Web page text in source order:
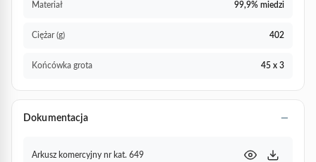
Materiał 99,9% miedzi
Ciężar (g) 402
Końcówka grota 45 x 3
Dokumentacja
Arkusz komercyjny nr kat. 649